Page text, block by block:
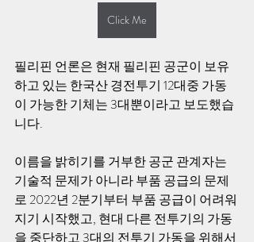
Click Me
필리핀 언론은 현재 필리핀 공군이 보유
하고 있는 한국산 경전투기 12대중 가동
이 가능한 기체는 3대뿐이라고 보도했습
니다.
이름을 밝히기를 거부한 공군 관계자는
기술적 문제가 아니라 부품 공급의 문제
로 2022년 2분기부터 부품 공급이 어려워
지기 시작했고, 현대 다른 전투기의 가동
을 중단하고 3대의 전투기 가동을 위해서